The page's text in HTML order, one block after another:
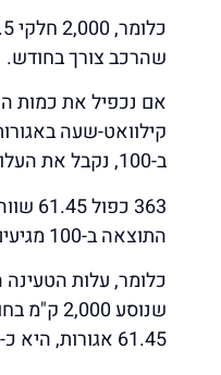
שהרכב צורך בחודש.
קילוואט-שעה
ב-100, נקבל את העלות הממוצעת לטעינת הרכב בבית.
התוצאה ב-100 מגיעים לסכום של כ-223.06 ש"ח.
כלומר, עלות
שנוסע
61.45 אגורות, היא כ-223.06 ש"ח.